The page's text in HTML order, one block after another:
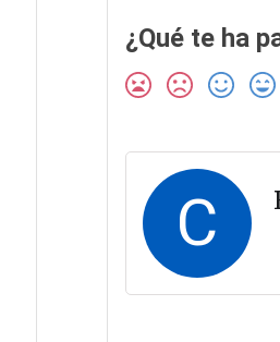
¿Qué te ha
C